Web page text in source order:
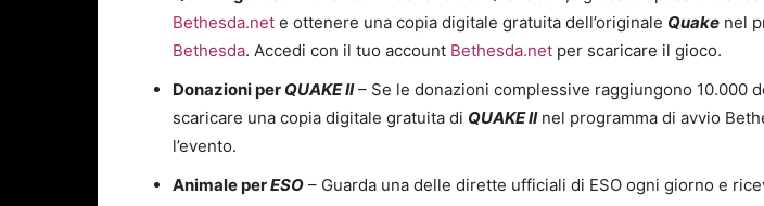
Bethesda.net e ottenere una copia digitale gratuita dell’originale Quake nel
Bethesda. Accedi con il tuo account Bethesda.net per scaricare il gioco.
Donazioni per QUAKE II– Se le donazioni complessive raggiungono 10.000
scaricare una copia digitale gratuita di QUAKE IInel programma di avvio
l’evento.
Animale perESO – Guarda una delle dirette ufficiali di ESO ogni giorno e